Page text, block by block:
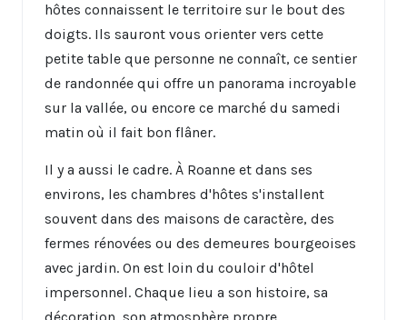
hôtes connaissent le territoire sur le bout des
doigts. Ils sauront vous orienter vers cette
petite table que personne ne connaît, ce sentier
de randonnée qui offre un panorama incroyable
sur la vallée, ou encore ce marché du samedi
matin où il fait bon flâner.
Il y a aussi le cadre. À Roanne et dans ses
environs, les chambres d'hôtes s'installent
souvent dans des maisons de caractère, des
fermes rénovées ou des demeures bourgeoises
avec jardin. On est loin du couloir d'hôtel
impersonnel. Chaque lieu a son histoire, sa